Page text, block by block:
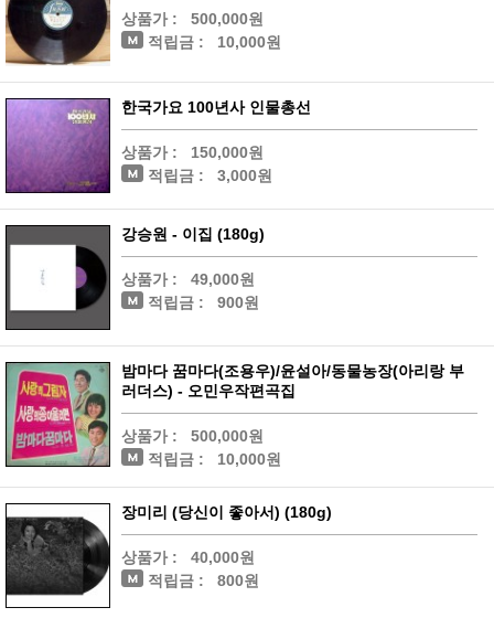
상품가 :
500,000원
적립금 :
10,000원
한국가요 100년사 인물총선
상품가 :
150,000원
적립금 :
3,000원
강승원 - 이집 (180g)
상품가 :
49,000원
적립금 :
900원
밤마다 꿈마다(조용우)/윤설아/동물농장(아리랑 부
러더스) - 오민우작편곡집
상품가 :
500,000원
적립금 :
10,000원
장미리 (당신이 좋아서) (180g)
상품가 :
40,000원
적립금 :
800원